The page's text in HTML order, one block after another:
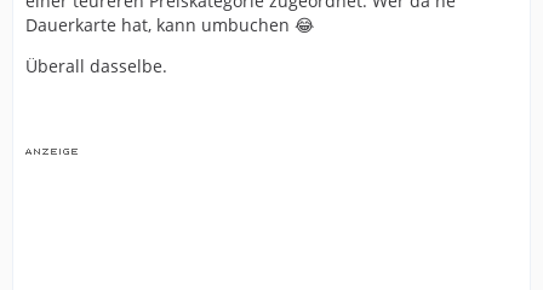
Dauerkarte hat, kann umbuchen 😂
Überall dasselbe.